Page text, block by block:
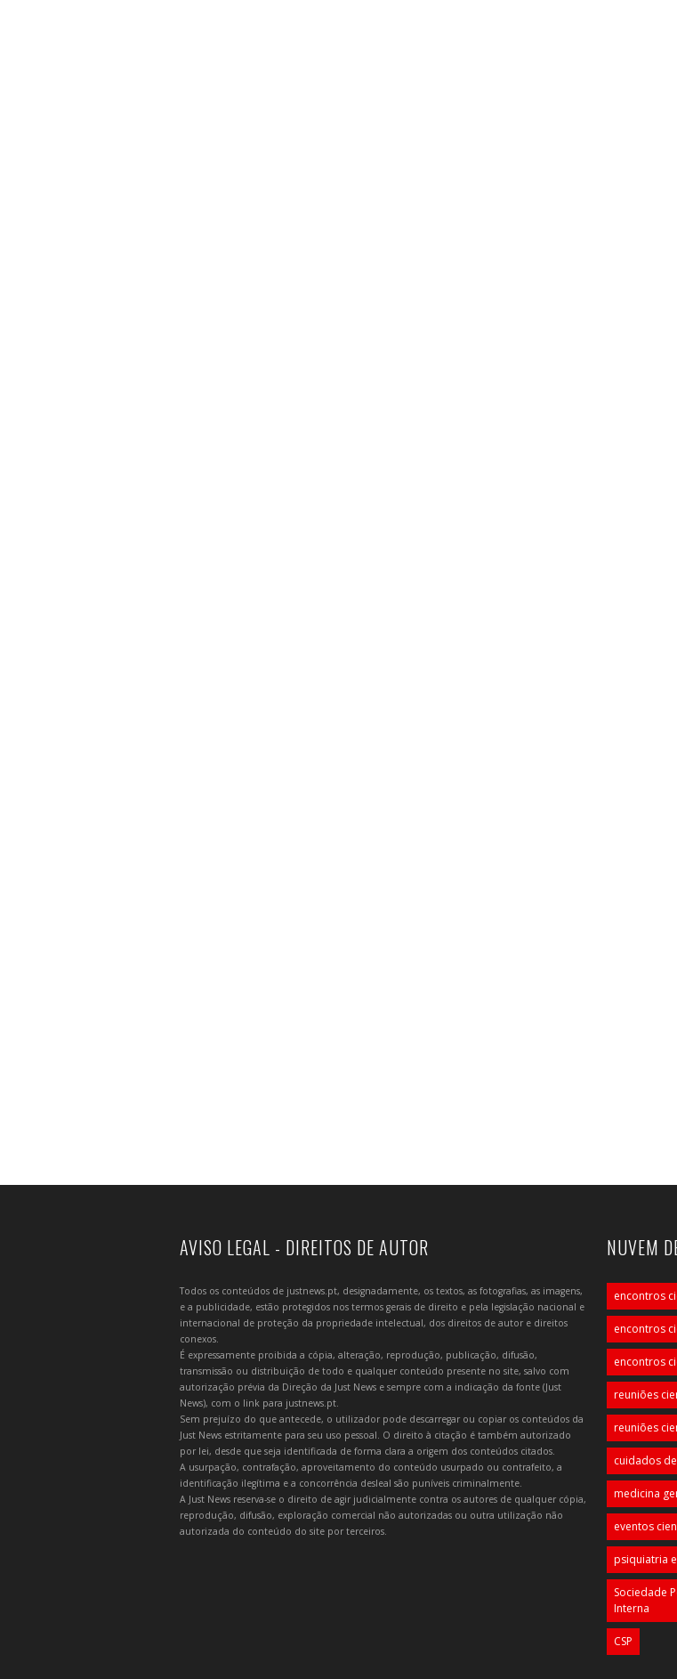
AVISO LEGAL - DIREITOS DE AUTOR
Todos os conteúdos de justnews.pt, designadamente, os textos, as fotografias, as imagens,
e a publicidade, estão protegidos nos termos gerais de direito e pela legislação nacional e
internacional de proteção da propriedade intelectual, dos direitos de autor e direitos
conexos.
É expressamente proibida a cópia, alteração, reprodução, publicação, difusão,
transmissão ou distribuição de todo e qualquer conteúdo presente no site, salvo com
autorização prévia da Direção da Just News e sempre com a indicação da fonte (Just
News), com o link para justnews.pt.
Sem prejuízo do que antecede, o utilizador pode descarregar ou copiar os conteúdos da
Just News estritamente para seu uso pessoal. O direito à citação é também autorizado
por lei, desde que seja identificada de forma clara a origem dos conteúdos citados.
A usurpação, contrafação, aproveitamento do conteúdo usurpado ou contrafeito, a
identificação ilegítima e a concorrência desleal são puníveis criminalmente.
A Just News reserva-se o direito de agir judicialmente contra os autores de qualquer cópia,
reprodução, difusão, exploração comercial não autorizadas ou outra utilização não
autorizada do conteúdo do site por terceiros.
NUVEM
encontros
encontros
encontros
reuniões
reuniões
cuidados
medicina
eventos
psiquiatria
Sociedade
Interna
CSP